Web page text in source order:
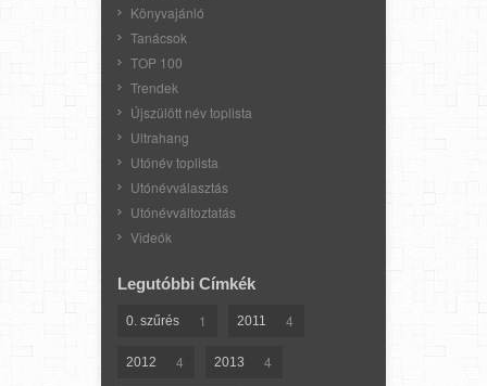
Könyvajánló
Tanácsok
TOP 100
Trendek
Újszülött név toplista
Ultrahang
Utónév toplista
Utónévválasztás
Utónévváltoztatás
Videók
Legutóbbi Címkék
0. szűrés 1 2011 4
2012 4 2013 4